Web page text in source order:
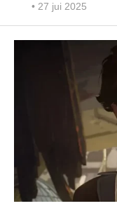
• 27 jui 2025